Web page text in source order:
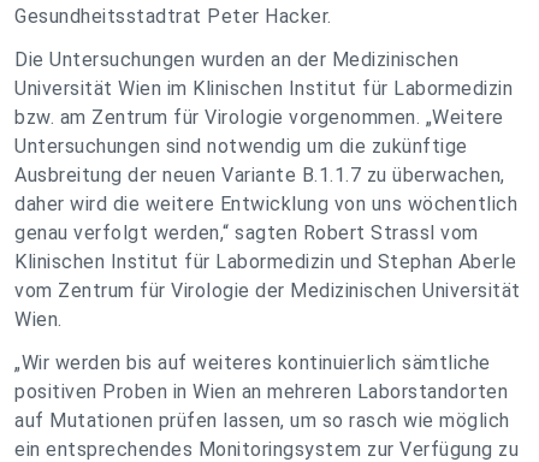
Gesundheitsstadtrat Peter Hacker.
Die Untersuchungen wurden an der Medizinischen
Universität Wien im Klinischen Institut für Labormedizin
bzw. am Zentrum für Virologie vorgenommen. „Weitere
Untersuchungen sind notwendig um die zukünftige
Ausbreitung der neuen Variante B.1.1.7 zu überwachen,
daher wird die weitere Entwicklung von uns wöchentlich
genau verfolgt werden,“ sagten Robert Strassl vom
Klinischen Institut für Labormedizin und Stephan Aberle
vom Zentrum für Virologie der Medizinischen Universität
Wien.
„Wir werden bis auf weiteres kontinuierlich sämtliche
positiven Proben in Wien an mehreren Laborstandorten
auf Mutationen prüfen lassen, um so rasch wie möglich
ein entsprechendes Monitoringsystem zur Verfügung zu